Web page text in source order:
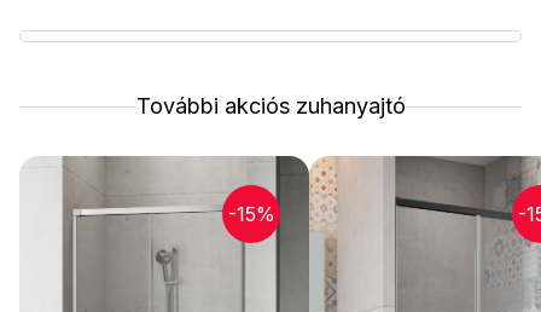
További akciós zuhanyajtó
-15% -